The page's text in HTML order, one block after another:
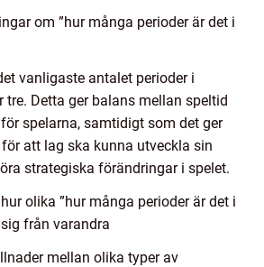
om ”hur många perioder är det i
vanligaste antalet perioder i
tre. Detta ger balans mellan speltid
spelarna, samtidigt som det ger
att lag ska kunna utveckla sin
strategiska förändringar i spelet.
olika ”hur många perioder är det i
från varandra
mellan olika typer av